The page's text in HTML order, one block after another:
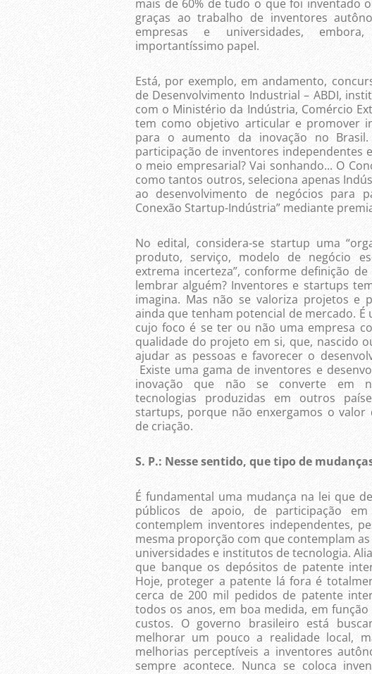
mais de 60% de tudo o que foi inventado
graças ao trabalho de inventores
empresas e universidades,
importantíssimo papel.
Está, por exemplo, em andamento,
de Desenvolvimento Industrial – ABDI,
com o Ministério da Indústria, Comércio
tem como objetivo articular e promover
para o aumento da inovação no
participação de inventores independentes
o meio empresarial? Vai sonhando... O
como tantos outros, seleciona apenas
ao desenvolvimento de negócios para
Conexão Startup-Indústria” mediante
No edital, considera-se startup uma
produto, serviço, modelo de negócio
extrema incerteza”, conforme definição
lembrar alguém? Inventores e startups
imagina. Mas não se valoriza projetos e
ainda que tenham potencial de mercado.
cujo foco é se ter ou não uma empresa
qualidade do projeto em si, que, nascido
ajudar as pessoas e favorecer o
Existe uma gama de inventores e
inovação que não se converte em
tecnologias produzidas em outros
startups, porque não enxergamos o
de criação.
S. P.: Nesse sentido, que tipo de
É fundamental uma mudança na lei que
públicos de apoio, de participação
contemplem inventores independentes,
mesma proporção com que contemplam
universidades e institutos de tecnologia.
que banque os depósitos de patente
Hoje, proteger a patente lá fora é
cerca de 200 mil pedidos de patente
todos os anos, em boa medida, em
custos. O governo brasileiro está
melhorar um pouco a realidade local,
melhorias perceptíveis a inventores
sempre acontece. Nunca se coloca